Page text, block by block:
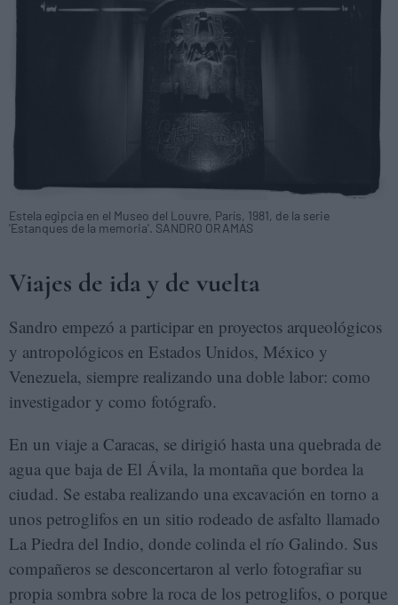
Estela egipcia en el Museo del Louvre, París, 1981, de la serie
'Estanques de la memoria'. SANDRO ORAMAS
Viajes de ida y de vuelta
Sandro empezó a participar en proyectos arqueológicos
y antropológicos en Estados Unidos, México y
Venezuela, siempre realizando una doble labor: como
investigador y como fotógrafo.
En un viaje a Caracas, se dirigió hasta una quebrada de
agua que baja de El Ávila, la montaña que bordea la
ciudad. Se estaba realizando una excavación en torno a
unos petroglifos en un sitio rodeado de asfalto llamado
La Piedra del Indio, donde colinda el río Galindo. Sus
compañeros se desconcertaron al verlo fotografiar su
propia sombra sobre la roca de los petroglifos, o porque